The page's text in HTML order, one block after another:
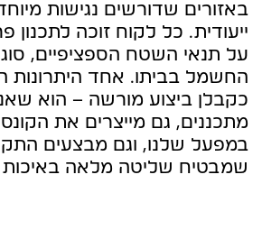
באזורים שדורשים נגישות
ייעודית. כל לקוח זוכה לתכנון
על תנאי השטח הספציפיים,
החשמל בביתו. אחד היתרונות
כקבלן ביצוע מורשה – הוא
מתכננים, גם מייצרים את
במפעל שלנו, וגם מבצעים
שמבטיח שליטה מלאה באיכות